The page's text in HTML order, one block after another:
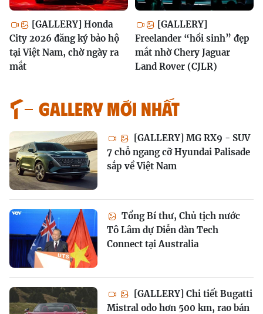
[GALLERY] Honda
City 2026 đăng ký bảo hộ
tại Việt Nam, chờ ngày ra
mắt
[GALLERY]
Freelander “hồi sinh” đẹp
mắt nhờ Chery Jaguar
Land Rover (CJLR)
GALLERY MỚI NHẤT
[GALLERY] MG RX9 - SUV
7 chỗ ngang cỡ Hyundai Palisade
sắp về Việt Nam
Tổng Bí thư, Chủ tịch nước
Tô Lâm dự Diễn đàn Tech
Connect tại Australia
[GALLERY] Chi tiết Bugatti
Mistral odo hơn 500 km, rao bán